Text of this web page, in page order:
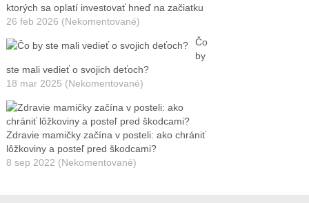
ktorých sa oplatí investovať hneď na začiatku
26 feb 2026 (Nekomentované)
Čo
by
ste mali vedieť o svojich deťoch?
18 mar 2025 (Nekomentované)
Zdravie mamičky začína v posteli: ako chrániť
lôžkoviny a posteľ pred škodcami?
8 sep 2022 (Nekomentované)